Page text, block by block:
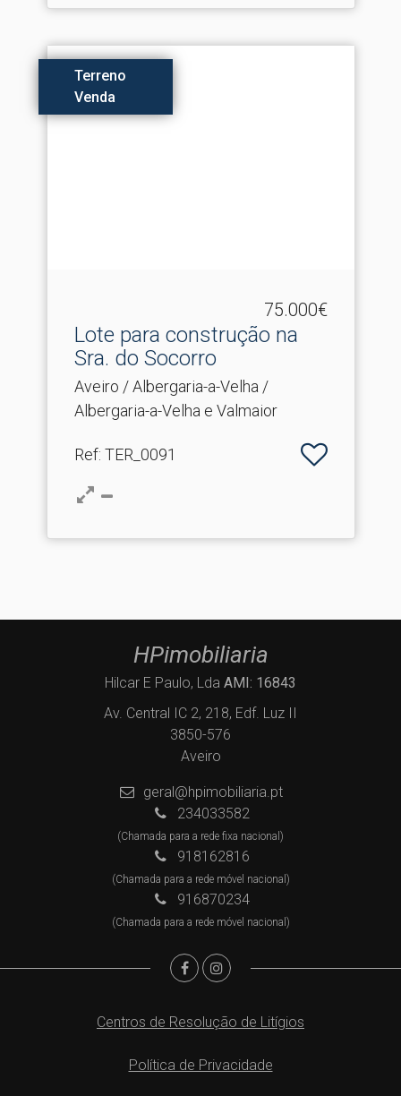
Terreno
Venda
75.000€
Lote para construção na
Sra.​ do Socorro
Aveiro / Albergaria-a-Velha /
Albergaria-a-Velha e Valmaior
Ref: TER_0091
HPimobiliaria
Hilcar E Paulo, Lda AMI: 16843
Av. Central IC 2, 218, Edf. Luz II
3850-576
Aveiro
geral@hpimobiliaria.pt
234033582
(Chamada para a rede fixa nacional)
918162816
(Chamada para a rede móvel nacional)
916870234
(Chamada para a rede móvel nacional)
Centros de Resolução de Litígios
Política de Privacidade